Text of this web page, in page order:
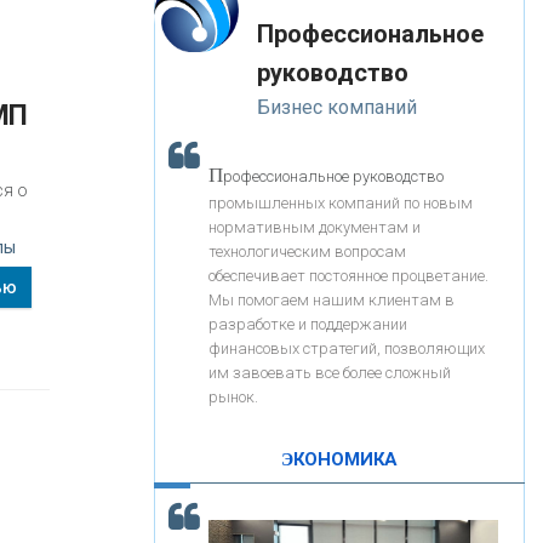
о
«ЗАПСИБКОМБАНК»
«РОСЕВРОБАНК»
«ПРЕСС-СЛУЖБА ВТБ24»
«АВТОГРАДБАНК»
«ПРОМРЕГИОНБАНК»
ОНАС
КОНТАКТЫ
корость - один из главных трендов в
кредитовании бизнеса - «Интервью»
-- Лучшее, что можно сделать с хорошим советом, это
пропустить его мимо ушей. Он никогда не бывает
полезен никому, кроме того, кто его дал.
-- Люблю давать советы и очень не люблю, когда их
дают мне.
Профессиональное
руководство
Бизнес компаний
Профессиональное руководство
промышленных компаний по новым
нормативным документам и
технологическим вопросам
обеспечивает постоянное процветание.
Мы помогаем нашим клиентам в
разработке и поддержании
финансовых стратегий, позволяющих
им завоевать все более сложный
рынок.
ЭКОНОМИКА